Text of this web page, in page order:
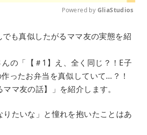
u
Powered by GliaStudios
でも真似したがるママ友の実態を紹
の「【＃1】え、全く同じ？！E子
ったお弁当を真似していて…？！
ママ友の話】」を紹介します。
りたいな」と憧れを抱いたことはあ